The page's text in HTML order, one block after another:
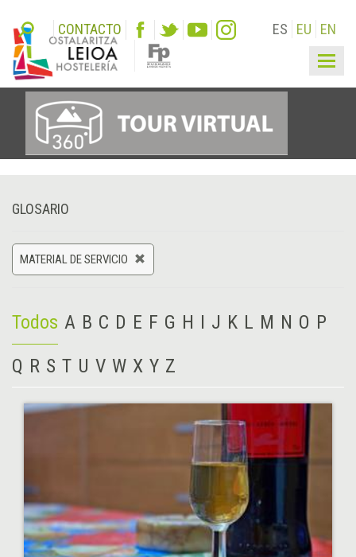
CONTACTO ES EU EN
GLOSARIO
MATERIAL DE SERVICIO
Todos A B C D E F G H I J K L M N O P
Q R S T U V W X Y Z